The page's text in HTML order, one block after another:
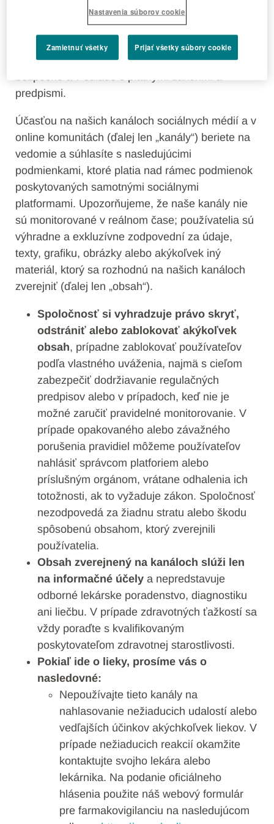
Vážime si vašu angažovanosť a podporujeme
otvorený, rešpektujúci dialóg. Keďže však
pôsobíme vo vysoko regulovanom odvetví,
musíme zabezpečiť, aby všetky interakcie zostali
bezpečné a v súlade s platnými zákonmi a
predpismi.
Účasťou na našich kanáloch sociálnych médií a v
online komunitách (ďalej len „kanály“) beriete na
vedomie a súhlasíte s nasledujúcimi
podmienkami, ktoré platia nad rámec podmienok
poskytovaných samotnými sociálnymi
platformami. Upozorňujeme, že naše kanály nie
sú monitorované v reálnom čase; používatelia sú
výhradne a exkluzívne zodpovední za údaje,
texty, grafiku, obrázky alebo akýkoľvek iný
materiál, ktorý sa rozhodnú na našich kanáloch
zverejniť (ďalej len „obsah“).
Spoločnosť si vyhradzuje právo skryť,
odstrániť alebo zablokovať akýkoľvek
obsah, prípadne zablokovať používateľov
podľa vlastného uváženia, najmä s cieľom
zabezpečiť dodržiavanie regulačných
predpisov alebo v prípadoch, keď nie je
možné zaručiť pravidelné monitorovanie. V
prípade opakovaného alebo závažného
porušenia pravidiel môžeme používateľov
nahlásiť správcom platforiem alebo
príslušným orgánom, vrátane odhalenia ich
totožnosti, ak to vyžaduje zákon. Spoločnosť
nezodpovedá za žiadnu stratu alebo škodu
spôsobenú obsahom, ktorý zverejnili
používatelia.
Obsah zverejnený na kanáloch slúži len
na informačné účely a nepredstavuje
odborné lekárske poradenstvo, diagnostiku
ani liečbu. V prípade zdravotných ťažkostí sa
vždy poraďte s kvalifikovaným
poskytovateľom zdravotnej starostlivosti.
Pokiaľ ide o lieky, prosíme vás o
nasledovné:
Nepoužívajte tieto kanály na
nahlasovanie nežiaducich udalostí alebo
vedľajších účinkov akýchkoľvek liekov. V
prípade nežiaducich reakcií okamžite
kontaktujte svojho lekára alebo
lekárnika. Na podanie oficiálneho
hlásenia použite náš webový formulár
pre farmakovigilanciu na nasledujúcom
Nastavenia súborov cookie
Zamietnuť všetky Prijať všetky súbory cookie